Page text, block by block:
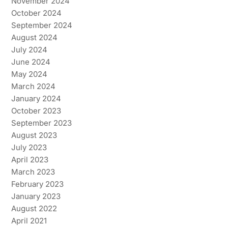
October 2024
September 2024
August 2024
July 2024
June 2024
May 2024
March 2024
January 2024
October 2023
September 2023
August 2023
July 2023
April 2023
March 2023
February 2023
January 2023
August 2022
April 2021